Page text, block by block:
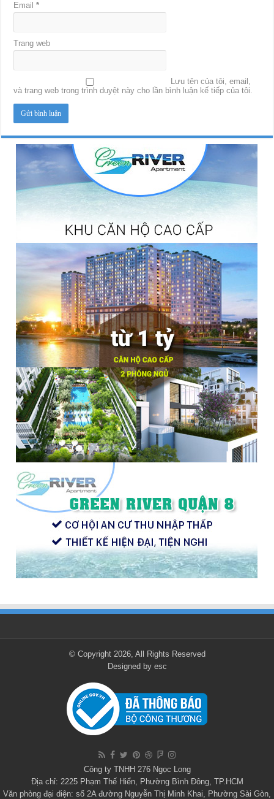
Email*
Trang web
Lưu tên của tôi, email,
và trang web trong trình duyệt này cho lần bình luận kế tiếp của tôi.
© Copyright 2026, All Rights Reserved
Designed by esc
Công ty TNHH 276 Ngọc Long
Địa chỉ: 2225 Phạm Thế Hiển, Phường Bình Đông, TP.HCM
Văn phòng đại diện: số 2A đường Nguyễn Thị Minh Khai, Phường Sài Gòn,